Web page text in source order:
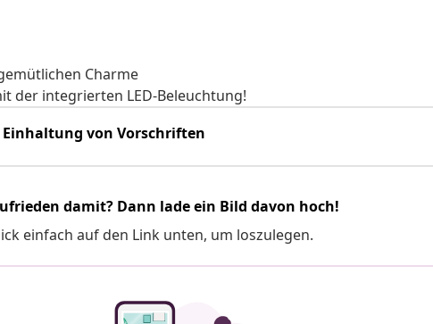
Charme
der integrierten LED-Beleuchtung!
von Vorschriften
damit? Dann lade ein Bild davon hoch!
einfach auf den Link unten, um loszulegen.